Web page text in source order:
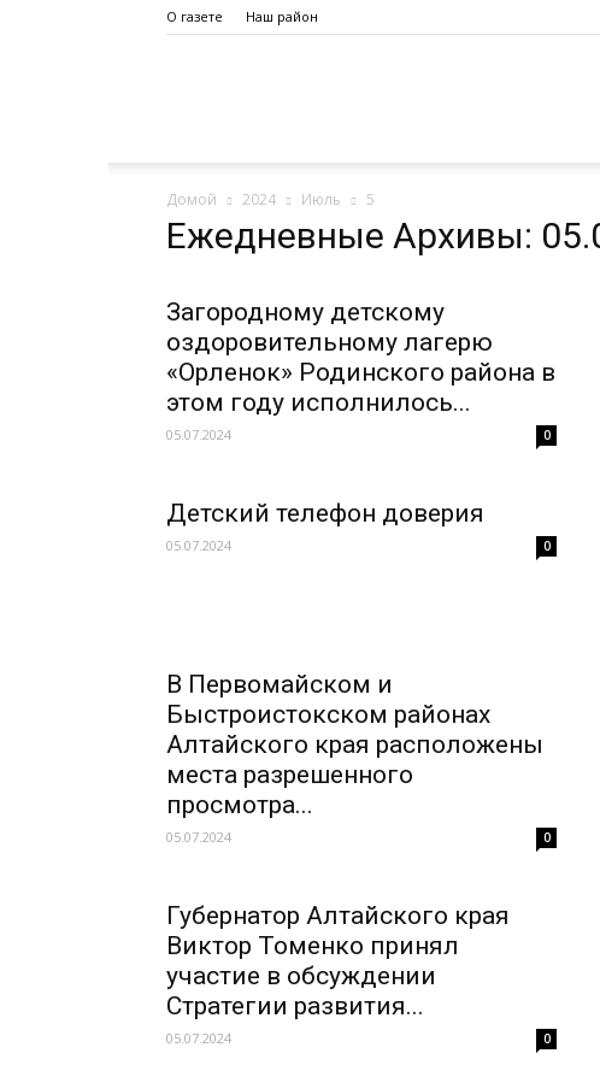
О газете Наш район
Октября
Домой 2024 Июль 5
Ежедневные Архивы:
Загородному детскому
оздоровительному лагерю
«Орленок» Родинского района в
этом году исполнилось...
05.07.2024 0
Детский телефон доверия
05.07.2024 0
В Первомайском и
Быстроистокском районах
Алтайского края расположены
места разрешенного
просмотра...
05.07.2024 0
Губернатор Алтайского края
Виктор Томенко принял
участие в обсуждении
Стратегии развития...
05.07.2024 0